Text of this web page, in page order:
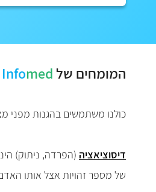
המומחים של Infomed
כולנו משתמשים בהגנות מפני
דיסוציאציה (הפרדה, ניתוק)
של מספר זהויות אצל אותו